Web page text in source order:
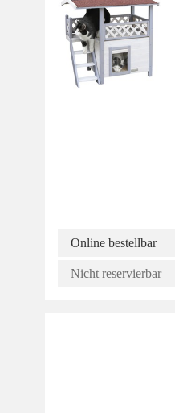
Online bestellbar
Nicht reservierbar